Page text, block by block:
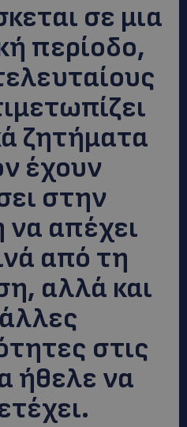
σε μια
περίοδο,
ζητήματα
έχουν
στην
απέχει
από τη
αλλά και
στις
ήθελε να